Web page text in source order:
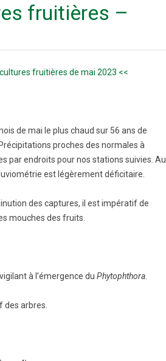
fruitières –
fruitières de mai 2023 <<
de mai le plus chaud sur 56 ans de
proches des normales à
par endroits pour nos stations suivies. Au
est légèrement déficitaire.
des captures, il est impératif de
mouches des fruits.
à l’émergence du Phytophthora
des arbres.